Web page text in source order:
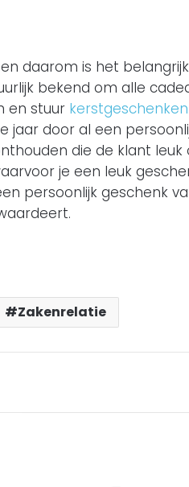
daarom is het
bekend om alle
en stuur kerstgeschenken
jaar door al een
die de klant leuk
je een leuk
persoonlijk geschenk
Zakenrelatie